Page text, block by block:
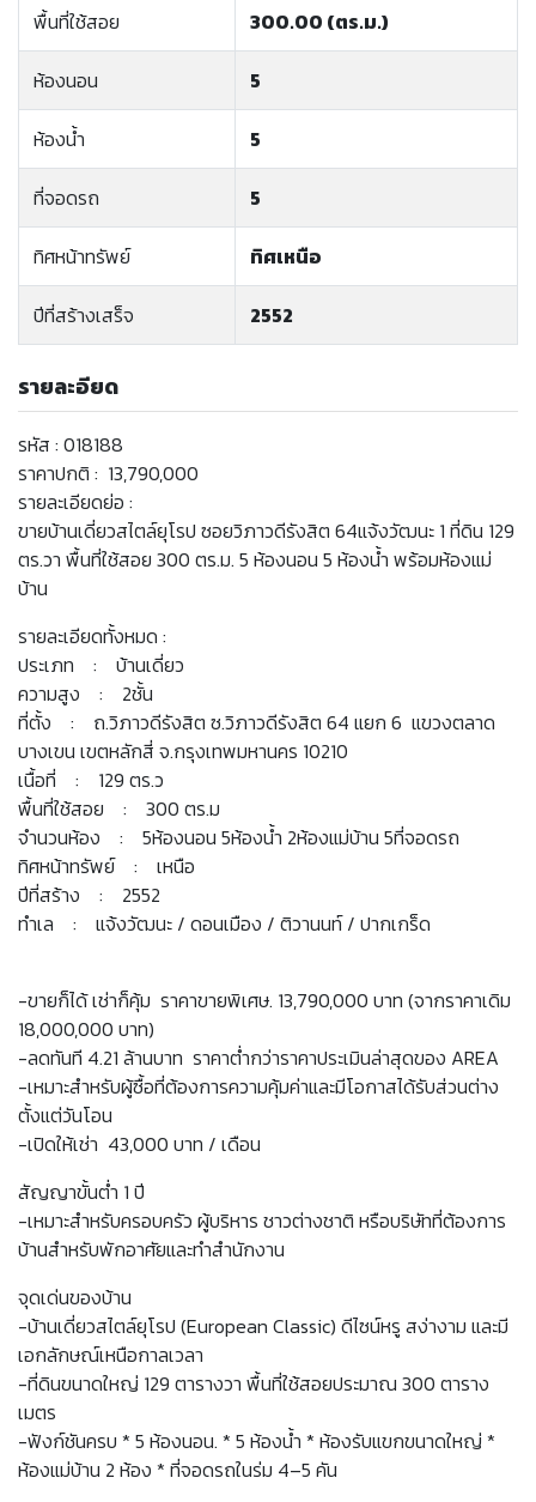
พื้นที่ใช้สอย 300.00 (ตร.ม.)
ห้องนอน 5
ห้องน้ำ 5
ที่จอดรถ 5
ทิศหน้าทรัพย์ ทิศเหนือ
ปีที่สร้างเสร็จ 2552
รายละอียด
รหัส : 018188
ราคาปกติ : 13,790,000
รายละเอียดย่อ :
ขายบ้านเดี่ยวสไตล์ยุโรป ซอยวิภาวดีรังสิต 64แจ้งวัฒนะ 1 ที่ดิน 129
ตร.วา พื้นที่ใช้สอย 300 ตร.ม. 5 ห้องนอน 5 ห้องน้ำ พร้อมห้องแม่
บ้าน
รายละเอียดทั้งหมด :
ประเภท : บ้านเดี่ยว
ความสูง : 2ชั้น
ที่ตั้ง : ถ.วิภาวดีรังสิต ซ.วิภาวดีรังสิต 64 แยก 6 แขวงตลาด
บางเขน เขตหลักสี่ จ.กรุงเทพมหานคร 10210
เนื้อที่ : 129 ตร.ว
พื้นที่ใช้สอย : 300 ตร.ม
จำนวนห้อง : 5ห้องนอน 5ห้องน้ำ 2ห้องแม่บ้าน 5ที่จอดรถ
ทิศหน้าทรัพย์ : เหนือ
ปีที่สร้าง : 2552
ทำเล : แจ้งวัฒนะ / ดอนเมือง / ติวานนท์ / ปากเกร็ด
-ขายก็ได้ เช่าก็คุ้ม ราคาขายพิเศษ. 13,790,000 บาท (จากราคาเดิม
18,000,000 บาท)
-ลดทันที 4.21 ล้านบาท ราคาต่ำกว่าราคาประเมินล่าสุดของ AREA
-เหมาะสำหรับผู้ซื้อที่ต้องการความคุ้มค่าและมีโอกาสได้รับส่วนต่าง
ตั้งแต่วันโอน
-เปิดให้เช่า 43,000 บาท / เดือน
สัญญาขั้นต่ำ 1 ปี
-เหมาะสำหรับครอบครัว ผู้บริหาร ชาวต่างชาติ หรือบริษัทที่ต้องการ
บ้านสำหรับพักอาศัยและทำสำนักงาน
จุดเด่นของบ้าน
-บ้านเดี่ยวสไตล์ยุโรป (European Classic) ดีไซน์หรู สง่างาม และมี
เอกลักษณ์เหนือกาลเวลา
-ที่ดินขนาดใหญ่ 129 ตารางวา พื้นที่ใช้สอยประมาณ 300 ตาราง
เมตร
-ฟังก์ชันครบ * 5 ห้องนอน. * 5 ห้องน้ำ * ห้องรับแขกขนาดใหญ่ *
ห้องแม่บ้าน 2 ห้อง * ที่จอดรถในร่ม 4–5 คัน